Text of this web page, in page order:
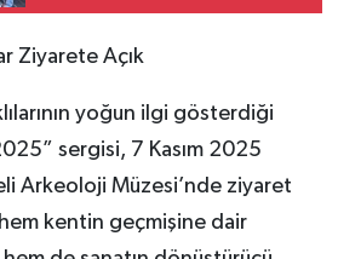
Ziyarete Açık
yoğun ilgi gösterdiği
sergisi, 7 Kasım 2025
Arkeoloji Müzesi’nde ziyaret
kentin geçmişine dair